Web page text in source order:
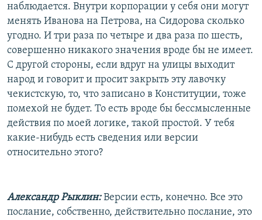
наблюдается. Внутри корпорации у себя они могут
менять Иванова на Петрова, на Сидорова сколько
угодно. И три раза по четыре и два раза по шесть,
совершенно никакого значения вроде бы не имеет.
С другой стороны, если вдруг на улицы выходит
народ и говорит и просит закрыть эту лавочку
чекистскую, то, что записано в Конституции, тоже
помехой не будет. То есть вроде бы бессмысленные
действия по моей логике, такой простой. У тебя
какие-нибудь есть сведения или версии
относительно этого?
Александр Рыклин:Версии есть, конечно. Все это
послание, собственно, действительно послание, это